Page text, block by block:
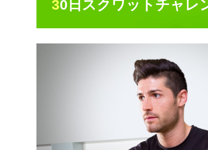
30日スクワットチャ